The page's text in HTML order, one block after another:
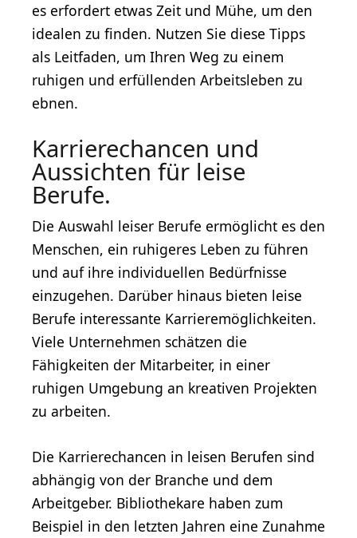
es erfordert etwas Zeit und Mühe, um den
idealen zu finden. Nutzen Sie diese Tipps
als Leitfaden, um Ihren Weg zu einem
ruhigen und erfüllenden Arbeitsleben zu
ebnen.
Karrierechancen und
Aussichten für leise
Berufe.
Die Auswahl leiser Berufe ermöglicht es den
Menschen, ein ruhigeres Leben zu führen
und auf ihre individuellen Bedürfnisse
einzugehen. Darüber hinaus bieten leise
Berufe interessante Karrieremöglichkeiten.
Viele Unternehmen schätzen die
Fähigkeiten der Mitarbeiter, in einer
ruhigen Umgebung an kreativen Projekten
zu arbeiten.
Die Karrierechancen in leisen Berufen sind
abhängig von der Branche und dem
Arbeitgeber. Bibliothekare haben zum
Beispiel in den letzten Jahren eine Zunahme